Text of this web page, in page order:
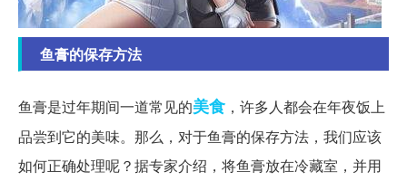
鱼膏的保存方法
鱼膏是过年期间一道常见的美食 ，许多人都会在年夜饭上
品尝到它的美味。那么，对于鱼膏的保存方法，我们应该
如何正确处理呢？据专家介绍，将鱼膏放在冷藏室，并用